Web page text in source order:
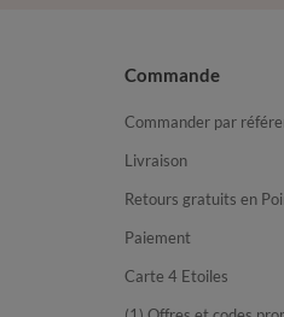
Commande
Commander par
Livraison
Retours gratuits en
Paiement
Carte 4 Etoiles